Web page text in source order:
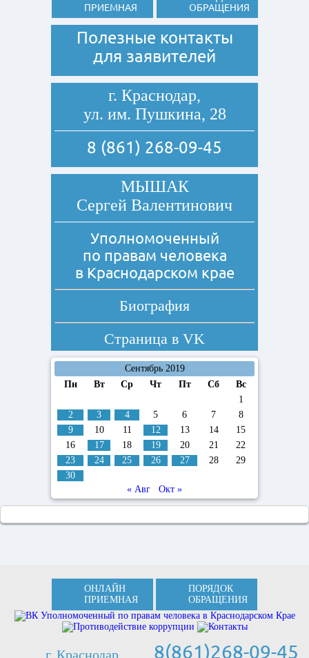
ПРИЕМНАЯ
ОБРАЩЕНИЯ
Полезные контакты
для заявителей
г. Краснодар,
ул. им. Пушкина, 28
8 (861) 268-09-45
МЫШАК
Сергей Валентинович
Уполномоченный
по правам человека
в Краснодарском крае
Биография
Страница в VK
Сентябрь 2019
Пн
Вт Ср Чт Пт Сб
Вс
1
2
3 4 5 6 7
8
9
10 11 12 13 14
15
16
17 18 19 20 21
22
23
24 25 26 27 28
29
30
« Авг
Окт »
ОНЛАЙН
ПРИЕМНАЯ
ПОРЯДОК
ОБРАЩЕНИЯ
г. Краснодар, 8(861)268-09-45